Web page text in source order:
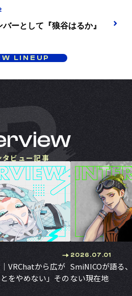
ーとして『狼谷はるか』
LINEUP
タビュー記事
VRChatから広が
をやめない」その
2026.07.01
SmiNICOが語る
ない現在地